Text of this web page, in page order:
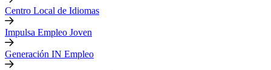
Centro Local de Idiomas
Impulsa Empleo Joven
Generación IN Empleo